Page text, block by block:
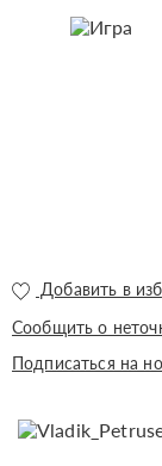
Добавить в
Сообщить о
Подписаться на